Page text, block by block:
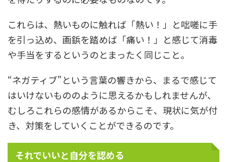
これらは、熱いものに触れば「熱い！」と咄嗟に手
を引っ込め、画鋲を踏めば「痛い！」と感じて消毒
や手当をするというのとまったく同じこと。
“ネガティブ”という言葉の響きから、まるで感じて
はいけないもののように思えるかもしれませんが、
むしろこれらの感情があるからこそ、現状に気が付
き、対策をしていくことができるのです。
それでいいと自分を認める